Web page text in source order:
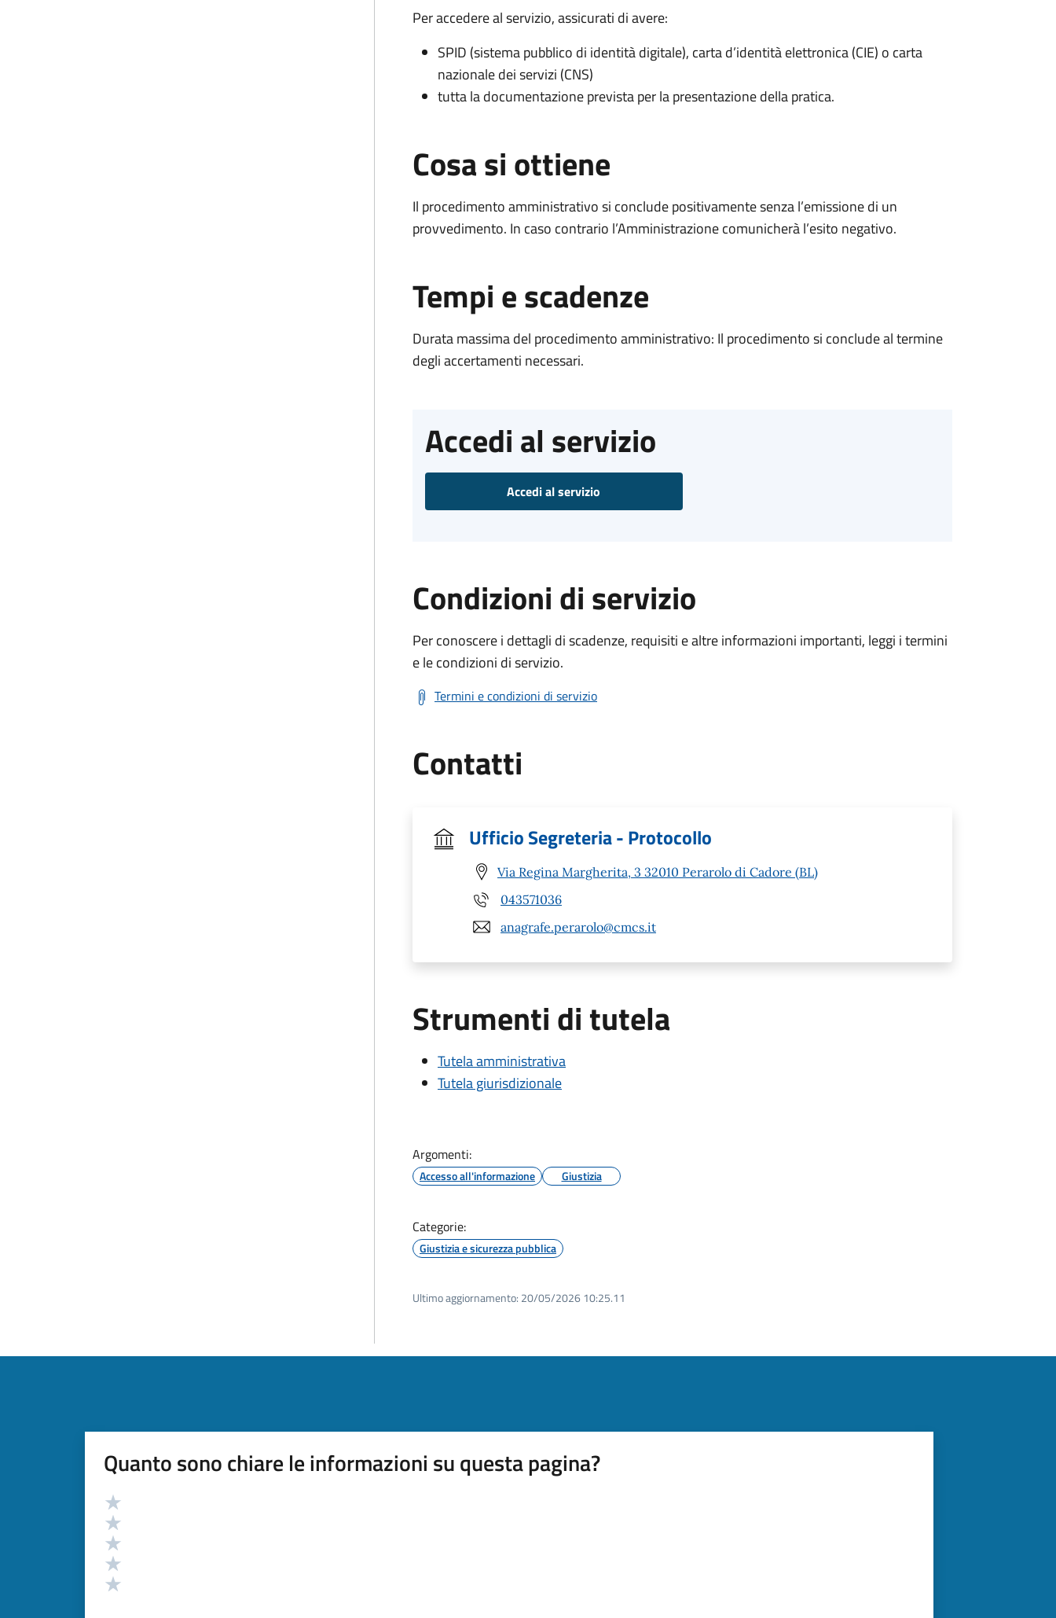
Per accedere al servizio, assicurati di avere:
SPID (sistema pubblico di identità digitale), carta d’identità elettronica (CIE) o carta
nazionale dei servizi (CNS)
tutta la documentazione prevista per la presentazione della pratica.
Cosa si ottiene
Il procedimento amministrativo si conclude positivamente senza l’emissione di un
provvedimento. In caso contrario l’Amministrazione comunicherà l’esito negativo.
Tempi e scadenze
Durata massima del procedimento amministrativo: Il procedimento si conclude al termine
degli accertamenti necessari.
Accedi al servizio
Accedi al servizio
Condizioni di servizio
Per conoscere i dettagli di scadenze, requisiti e altre informazioni importanti, leggi i termini
e le condizioni di servizio.
Termini e condizioni di servizio
Contatti
Ufficio Segreteria - Protocollo
Via Regina Margherita, 3 32010 Perarolo di Cadore (BL)
043571036
anagrafe.perarolo@cmcs.it
Strumenti di tutela
Tutela amministrativa
Tutela giurisdizionale
Argomenti:
Accesso all'informazione Giustizia
Categorie:
Giustizia e sicurezza pubblica
Ultimo aggiornamento: 20/05/2026 10:25.11
Quanto sono chiare le informazioni su questa pagina?
Valutazione